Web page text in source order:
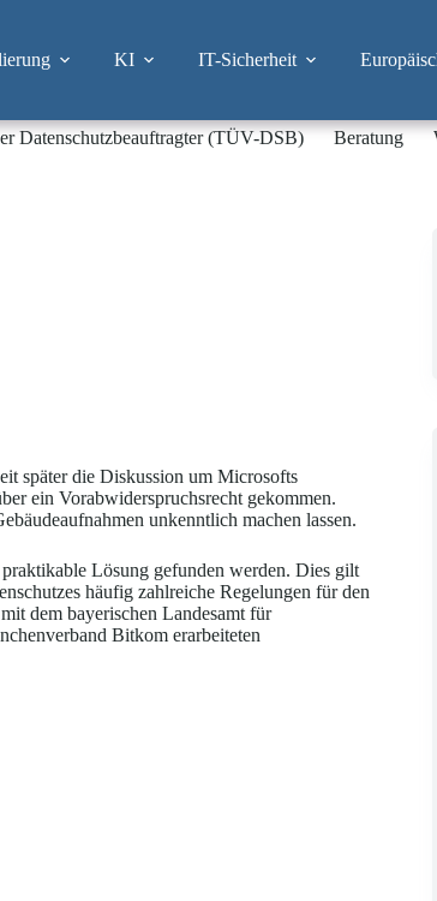
KI IT-Sicherheit
Datenschutzbeauftragter (TÜV-DSB) Beratung
später die Diskussion um Microsofts
ein Vorabwiderspruchsrecht gekommen.
unkenntlich machen lassen.
Lösung gefunden werden. Dies gilt
häufig zahlreiche Regelungen für den
dem bayerischen Landesamt für
Bitkom erarbeiteten